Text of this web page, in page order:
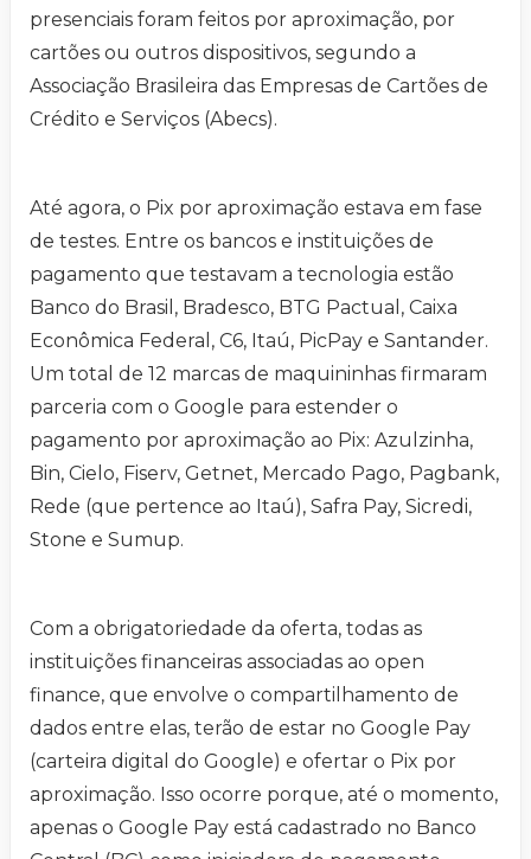
presenciais foram feitos por aproximação, por
cartões ou outros dispositivos, segundo a
Associação Brasileira das Empresas de Cartões de
Crédito e Serviços (Abecs).
Até agora, o Pix por aproximação estava em fase
de testes. Entre os bancos e instituições de
pagamento que testavam a tecnologia estão
Banco do Brasil, Bradesco, BTG Pactual, Caixa
Econômica Federal, C6, Itaú, PicPay e Santander.
Um total de 12 marcas de maquininhas firmaram
parceria com o Google para estender o
pagamento por aproximação ao Pix: Azulzinha,
Bin, Cielo, Fiserv, Getnet, Mercado Pago, Pagbank,
Rede (que pertence ao Itaú), Safra Pay, Sicredi,
Stone e Sumup.
Com a obrigatoriedade da oferta, todas as
instituições financeiras associadas ao open
finance, que envolve o compartilhamento de
dados entre elas, terão de estar no Google Pay
(carteira digital do Google) e ofertar o Pix por
aproximação. Isso ocorre porque, até o momento,
apenas o Google Pay está cadastrado no Banco